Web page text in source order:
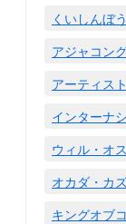
くいしんぼ
アジャコン
アーティス
インターナ
ウィル・オ
オカダ・カ
キングオブ